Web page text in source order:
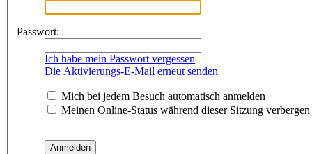
Passwort:
Ich habe mein Passwort vergessen
Die Aktivierungs-E-Mail erneut senden
Mich bei jedem Besuch automatisch anmelden
Meinen Online-Status während dieser Sitzung verbergen